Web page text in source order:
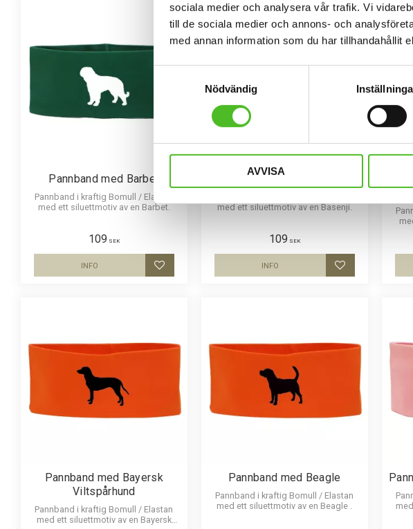
sociala medier och analysera vår trafik. Vi
till de sociala medier och annons- och
med annan information som du har tillhandahållit
Nödvändig
AVVISA
Pannband med Barbet
Pannband i kraftig Bomull / Elastan
med ett siluettmotiv av en Barbet.
109 SEK
Lägg till i favoriter
INFO
Pannband med Basenji
med ett siluettmotiv av en Basenji.
109 SEK
Lägg till i
INFO
Pannband med Bayersk
Viltspårhund
Pannband i kraftig Bomull / Elastan
med ett siluettmotiv av en Bayersk
Pannband med Beagle
Pannband i kraftig Bomull / Elastan
med ett siluettmotiv av en Beagle .